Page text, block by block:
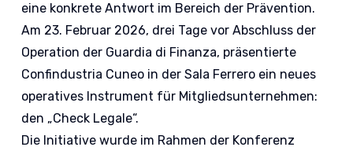
eine konkrete Antwort im Bereich der Prävention.
Am 23. Februar 2026, drei Tage vor Abschluss der
Operation der Guardia di Finanza, präsentierte
Confindustria Cuneo in der Sala Ferrero ein neues
operatives Instrument für Mitgliedsunternehmen:
den „Check Legale“.
Die Initiative wurde im Rahmen der Konferenz